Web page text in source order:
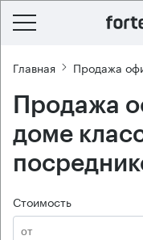
Главная Продажа
Продажа
доме
Стоимость